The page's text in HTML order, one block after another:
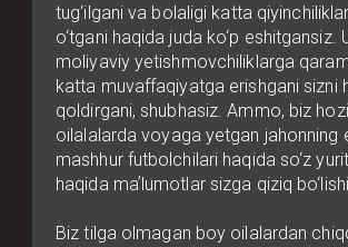
tug‘ilgani va bolaligi katta
o‘tgani haqida juda ko‘p eshitgansiz.
moliyaviy yetishmovchiliklarga
katta muvaffaqiyatga erishgani sizni
qoldirgani, shubhasiz. Ammo, biz
oilalalarda voyaga yetgan jahonning
mashhur futbolchilari haqida so‘z
haqida maʼlumotlar sizga qiziq
Biz tilga olmagan boy oilalardan